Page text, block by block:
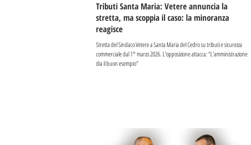
Tributi Santa Maria: Vetere annuncia la
stretta, ma scoppia il caso: la minoranza
reagisce
Stretta del Sindaco Vetere a Santa Maria del Cedro su tributi e sicurezza
commerciale dal 1° marzo 2026. L'opposizione attacca: "L'amministrazione
dia il buon esempio"